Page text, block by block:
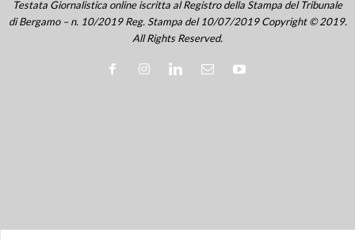
Testata Giornalistica online iscritta al Registro della Stampa del Tribunale
di Bergamo – n. 10/2019 Reg. Stampa del 10/07/2019 Copyright © 2019.
All Rights Reserved.